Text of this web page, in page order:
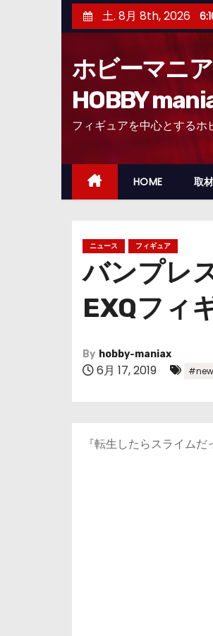
ン
ッ
土. 8月 8th, 2026
ホビーマニ
HOBBY
フィギュアを中心とするホ
HOME 取
ニュース フィギュア
バンプレ
EXQフィ
By hobby-maniax
6月 17, 2019 #new
『転生したらスライム